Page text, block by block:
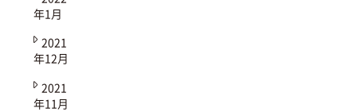
年1月
2021
年12月
2021
年11月